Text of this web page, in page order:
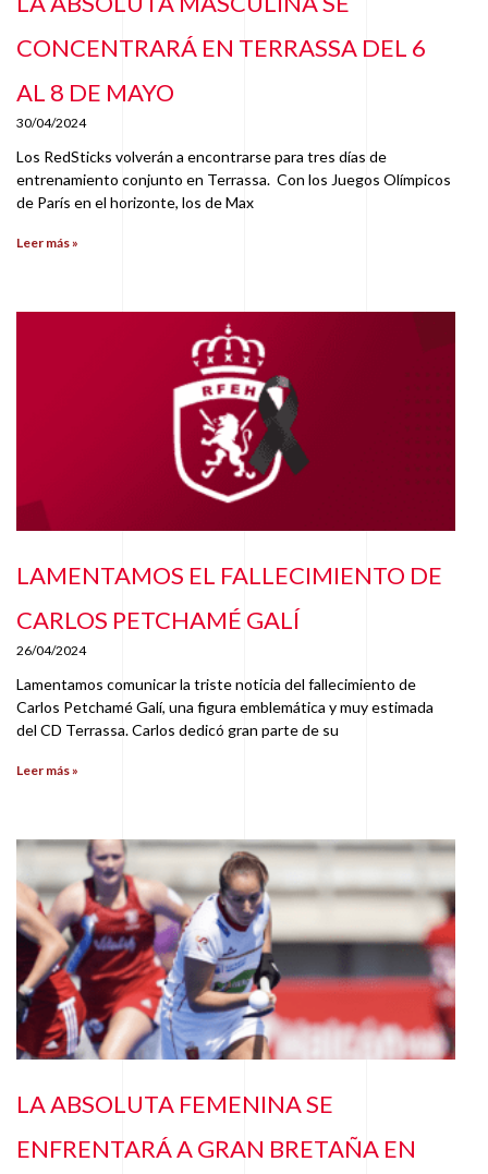
CONCENTRARÁ EN TERRASSA DEL 6
AL 8 DE MAYO
30/04/2024
Los RedSticks volverán a encontrarse para tres días de
entrenamiento conjunto en Terrassa. Con los Juegos Olímpicos
de París en el horizonte, los de Max
Leer más »
LAMENTAMOS EL FALLECIMIENTO DE
CARLOS PETCHAMÉ GALÍ
26/04/2024
Lamentamos comunicar la triste noticia del fallecimiento de
Carlos Petchamé Galí, una figura emblemática y muy estimada
del CD Terrassa. Carlos dedicó gran parte de su
Leer más »
LA ABSOLUTA FEMENINA SE
ENFRENTARÁ A GRAN BRETAÑA EN